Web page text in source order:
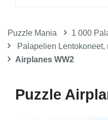
Puzzle Mania 1 000
Palapelien Lentokoneet,
Airplanes WW2
Puzzle